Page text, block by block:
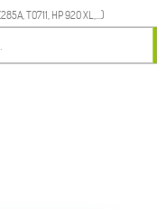
T0711, HP 920 XL,...)